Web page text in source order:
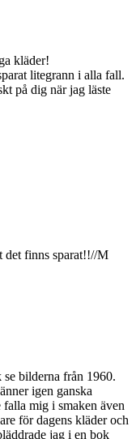
kläder!
litegrann i alla fall.
på dig när jag läste
det finns sparat!!//M
bilderna från 1960.
igen ganska
mig i smaken även
för dagens kläder och
jag i en bok